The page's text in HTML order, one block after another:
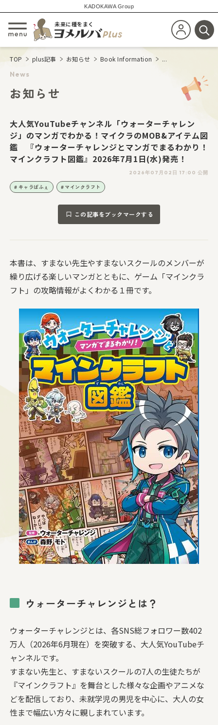
KADOKAWA Group
メニューを開閉する
未来に種をまく
新規会員登
検
TOP plus記事 お知らせ Book Information ...
News
お知らせ
大人気YouTubeチャンネル「ウォーターチャレン
ジ」のマンガでわかる！マイクラのMOB&アイテム図
鑑 『ウォーターチャレンジとマンガでまるわかり！
マインクラフト図鑑』2026年7月1日(水)発売！
2026年07月02日 17:00 公開
キャラぱふぇ マインクラフト
この記事をブックマークする
本書は、すまない先生やすまないスクールのメンバーが
繰り広げる楽しいマンガとともに、ゲーム「マインクラ
フト」の攻略情報がよくわかる１冊です。
ウォーターチャレンジとは？
ウォーターチャレンジとは、各SNS総フォロワー数402
万人（2026年6月現在）を突破する、大人気YouTubeチ
ャンネルです。
すまない先生と、すまないスクールの7人の生徒たちが
『マインクラフト』を舞台とした様々な企画やアニメな
どを配信しており、未就学児の男児を中心に、大人の女
性まで幅広い方々に親しまれています。